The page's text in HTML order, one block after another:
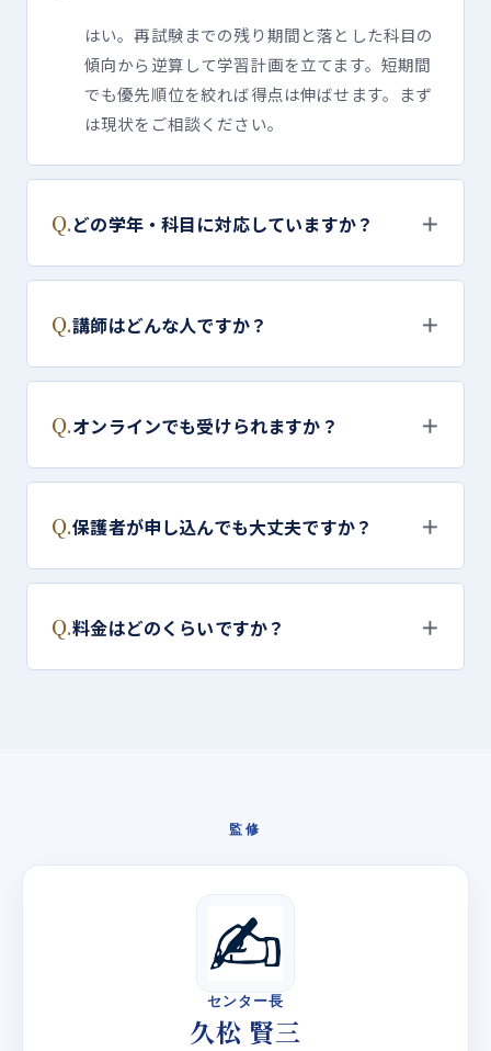
はい。再試験までの残り期間と落とした科目の
傾向から逆算して学習計画を立てます。短期間
でも優先順位を絞れば得点は伸ばせます。まず
は現状をご相談ください。
Q.どの学年・科目に対応していますか？ ＋
Q.講師はどんな人ですか？ ＋
Q.オンラインでも受けられますか？ ＋
Q.保護者が申し込んでも大丈夫ですか？ ＋
Q.料金はどのくらいですか？ ＋
監修
センター長
久松 賢三